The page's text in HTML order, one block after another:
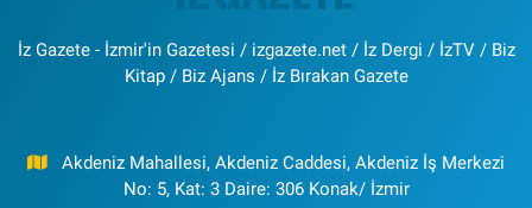
İz Gazete - İzmir'in Gazetesi / izgazete.net / İz Dergi / İzTV / Biz
Kitap / Biz Ajans / İz Bırakan Gazete
Akdeniz Mahallesi, Akdeniz Caddesi, Akdeniz İş Merkezi
No: 5, Kat: 3 Daire: 306 Konak/ İzmir